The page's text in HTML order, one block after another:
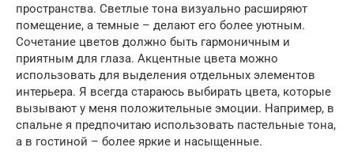
пространства. Светлые тона визуально расширяют
помещение, а темные – делают его более уютным.
Сочетание цветов должно быть гармоничным и
приятным для глаза. Акцентные цвета можно
использовать для выделения отдельных элементов
интерьера. Я всегда стараюсь выбирать цвета, которые
вызывают у меня положительные эмоции. Например, в
спальне я предпочитаю использовать пастельные тона,
а в гостиной – более яркие и насыщенные.